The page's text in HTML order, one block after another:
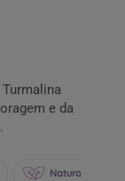
e da
Natural